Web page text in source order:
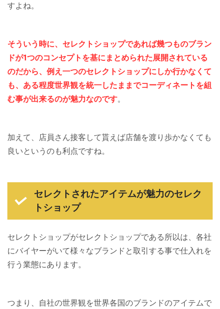
すよね。
そういう時に、セレクトショップであれば幾つものブラン
ドが1つのコンセプトを基にまとめられた展開されている
のだから、例え一つのセレクトショップにしか行かなくて
も、ある程度世界観を統一したままでコーディネートを組
む事が出来るのが魅力なのです。
加えて、店員さん接客して貰えば店舗を渡り歩かなくても
良いというのも利点ですね。
セレクトされたアイテムが魅力のセレク
トショップ
セレクトショップがセレクトショップである所以は、各社
にバイヤーがいて様々なブランドと取引する事で仕入れを
行う業態にあります。
つまり、自社の世界観を世界各国のブランドのアイテムで